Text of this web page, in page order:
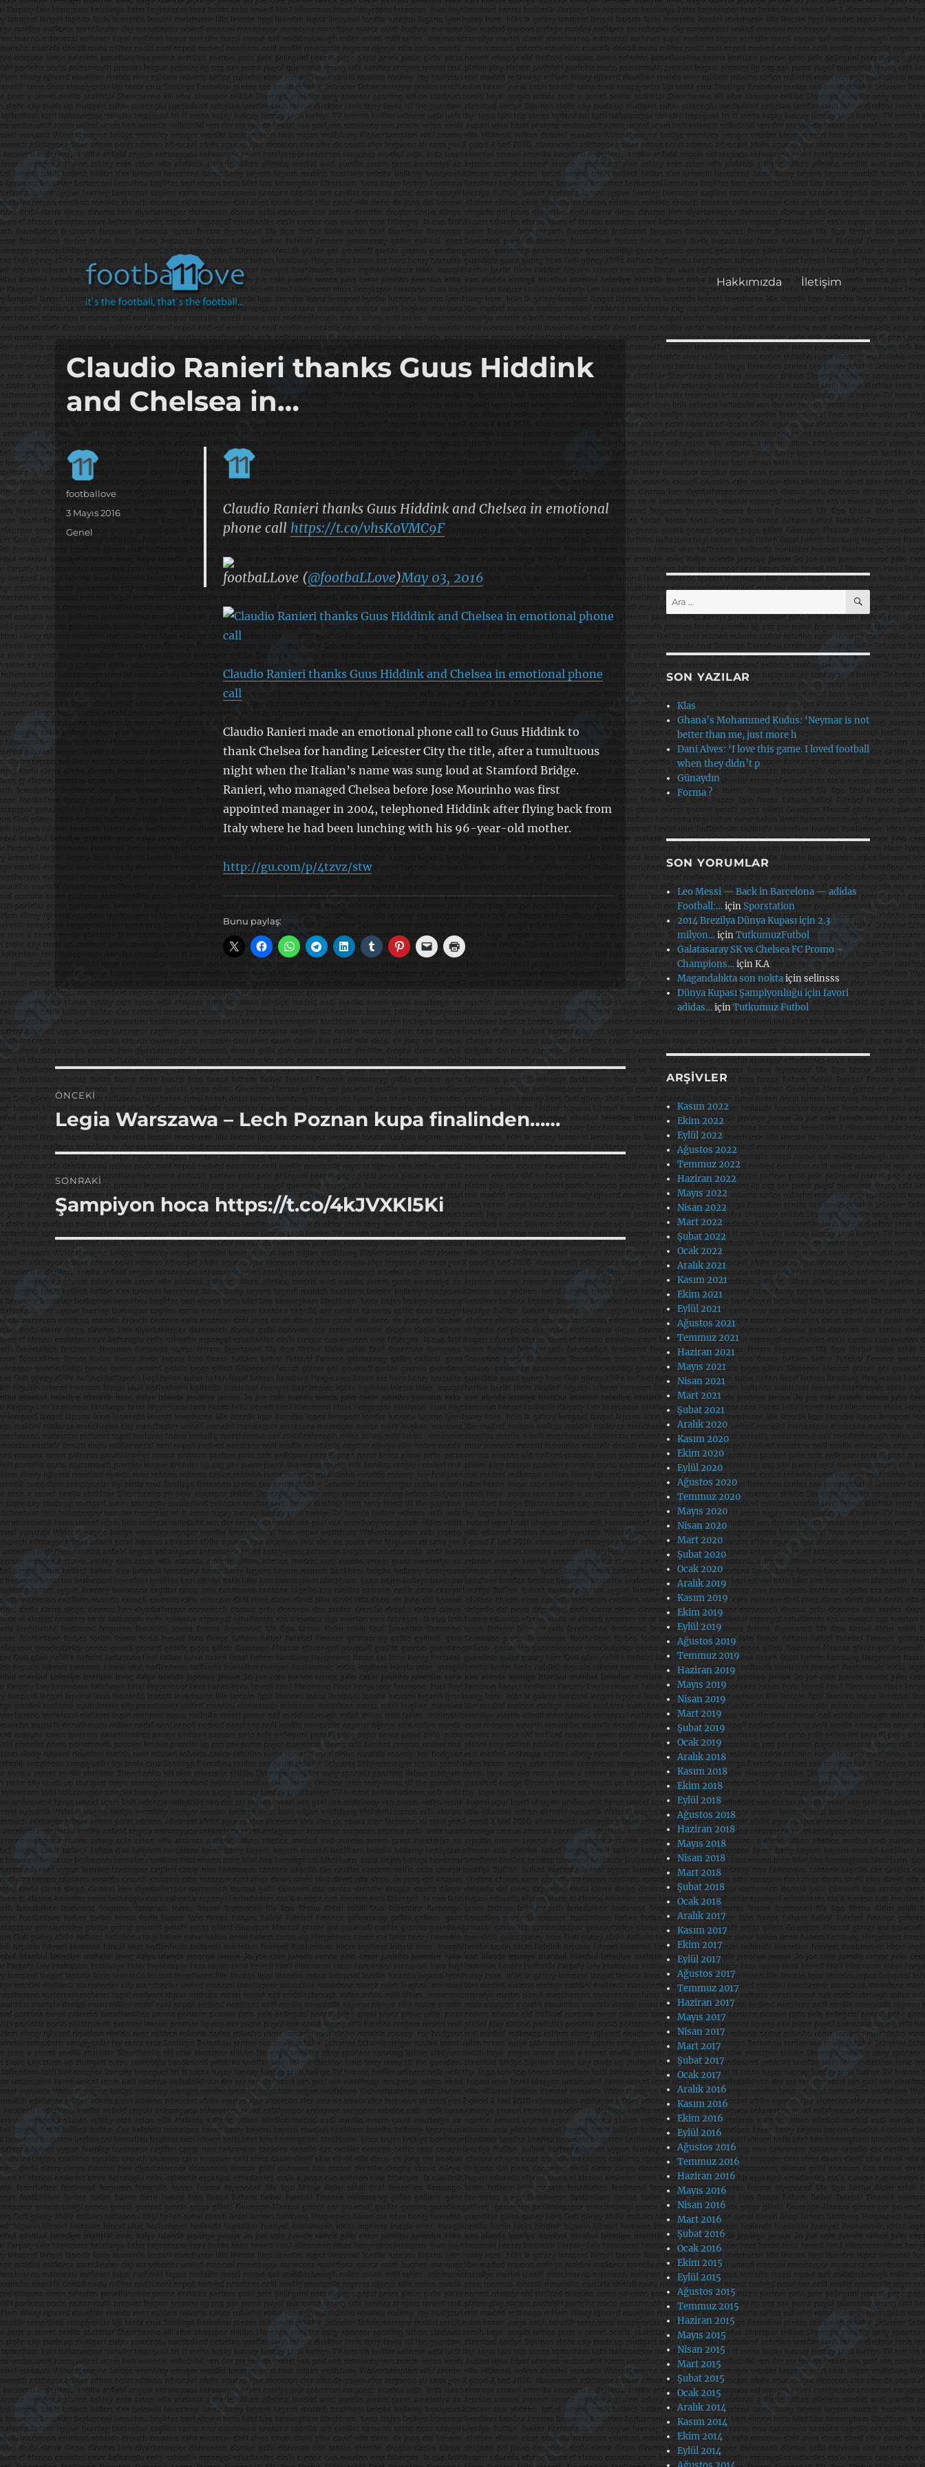
footbaLLove
it's the football, that's the football…
Hakkımızda İletişim
Claudio Ranieri thanks Guus Hiddink
and Chelsea in…
Claudio Ranieri thanks Guus Hiddink and Chelsea in emotional
phone call https://t.co/vhsKoVMC9F
footbaLLove (@footbaLLove)May 03, 2016
Claudio Ranieri thanks Guus Hiddink and Chelsea in emotional phone
call
Claudio Ranieri made an emotional phone call to Guus Hiddink to
thank Chelsea for handing Leicester City the title, after a tumultuous
night when the Italian’s name was sung loud at Stamford Bridge.
Ranieri, who managed Chelsea before Jose Mourinho was first
appointed manager in 2004, telephoned Hiddink after flying back from
Italy where he had been lunching with his 96-year-old mother.
http://gu.com/p/4tzvz/stw
Bunu paylaş:
Yazar
footballove
Yayın
tarihi
3 Mayıs 2016
Kategoriler
Genel
Yazı
gezinmesi
ÖNCEKI
Önceki
yazı:
Legia Warszawa – Lech Poznan kupa finalinden……
SONRAKI
Sonraki
yazı:
Şampiyon hoca https://t.co/4kJVXKl5Ki
Ara: ARA
SON YAZILAR
Klas
Ghana’s Mohammed Kudus: ‘Neymar is not
better than me, just more h
Dani Alves: ‘I love this game. I loved football
when they didn’t p
Günaydın
Forma ?
SON YORUMLAR
Leo Messi — Back in Barcelona — adidas
Football:…içinSporstation
2014 Brezilya Dünya Kupası için 2.3
milyon…içinTutkumuzFutbol
Galatasaray SK vs Chelsea FC Promo –
Champions…içinK.A
Magandalıkta son noktaiçinselinsss
Dünya Kupası Şampiyonluğu için favori
adidas…içinTutkumuz Futbol
ARŞIVLER
Kasım 2022
Ekim 2022
Eylül 2022
Ağustos 2022
Temmuz 2022
Haziran 2022
Mayıs 2022
Nisan 2022
Mart 2022
Şubat 2022
Ocak 2022
Aralık 2021
Kasım 2021
Ekim 2021
Eylül 2021
Ağustos 2021
Temmuz 2021
Haziran 2021
Mayıs 2021
Nisan 2021
Mart 2021
Şubat 2021
Aralık 2020
Kasım 2020
Ekim 2020
Eylül 2020
Ağustos 2020
Temmuz 2020
Mayıs 2020
Nisan 2020
Mart 2020
Şubat 2020
Ocak 2020
Aralık 2019
Kasım 2019
Ekim 2019
Eylül 2019
Ağustos 2019
Temmuz 2019
Haziran 2019
Mayıs 2019
Nisan 2019
Mart 2019
Şubat 2019
Ocak 2019
Aralık 2018
Kasım 2018
Ekim 2018
Eylül 2018
Ağustos 2018
Haziran 2018
Mayıs 2018
Nisan 2018
Mart 2018
Şubat 2018
Ocak 2018
Aralık 2017
Kasım 2017
Ekim 2017
Eylül 2017
Ağustos 2017
Temmuz 2017
Haziran 2017
Mayıs 2017
Nisan 2017
Mart 2017
Şubat 2017
Ocak 2017
Aralık 2016
Kasım 2016
Ekim 2016
Eylül 2016
Ağustos 2016
Temmuz 2016
Haziran 2016
Mayıs 2016
Nisan 2016
Mart 2016
Şubat 2016
Ocak 2016
Ekim 2015
Eylül 2015
Ağustos 2015
Temmuz 2015
Haziran 2015
Mayıs 2015
Nisan 2015
Mart 2015
Şubat 2015
Ocak 2015
Aralık 2014
Kasım 2014
Ekim 2014
Eylül 2014